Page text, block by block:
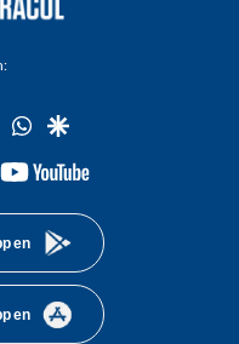
twitterwhatsapp
google
youtube-
en
en